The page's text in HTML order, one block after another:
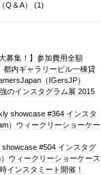
Q＆A）
(1)
募集！】参加費用全額
都内ギャラリービル一棟貸
（IGersJP）
のインスタグラム展 2015
showcase #364 インスタ
）ウィークリーショーケー
#504 インスタグ
ウィークリーショーケース
インスタミート開催！